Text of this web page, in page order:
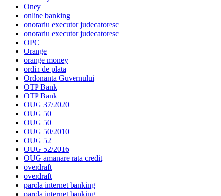
Oney
online banking
onorariu executor judecatoresc
onorariu executor judecatoresc
OPC
Orange
orange money
ordin de plata
Ordonanta Guvernului
OTP Bank
OTP Bank
OUG 37/2020
OUG 50
OUG 50
OUG 50/2010
OUG 52
OUG 52/2016
OUG amanare rata credit
overdraft
overdraft
parola internet banking
parola internet banking